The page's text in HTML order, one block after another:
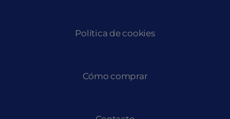
Política de cookies
Cómo comprar